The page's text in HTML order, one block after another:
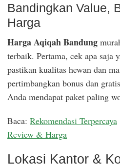
Bandingkan Value,
Harga
Harga Aqiqah Bandung
terbaik. Pertama, cek apa saja
pastikan kualitas hewan dan
pertimbangkan bonus dan
Anda mendapat paket paling
Baca: Rekomendasi Terpercaya
Review & Harga
Lokasi Kantor &